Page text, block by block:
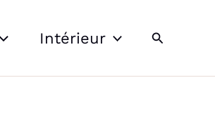
Intérieur